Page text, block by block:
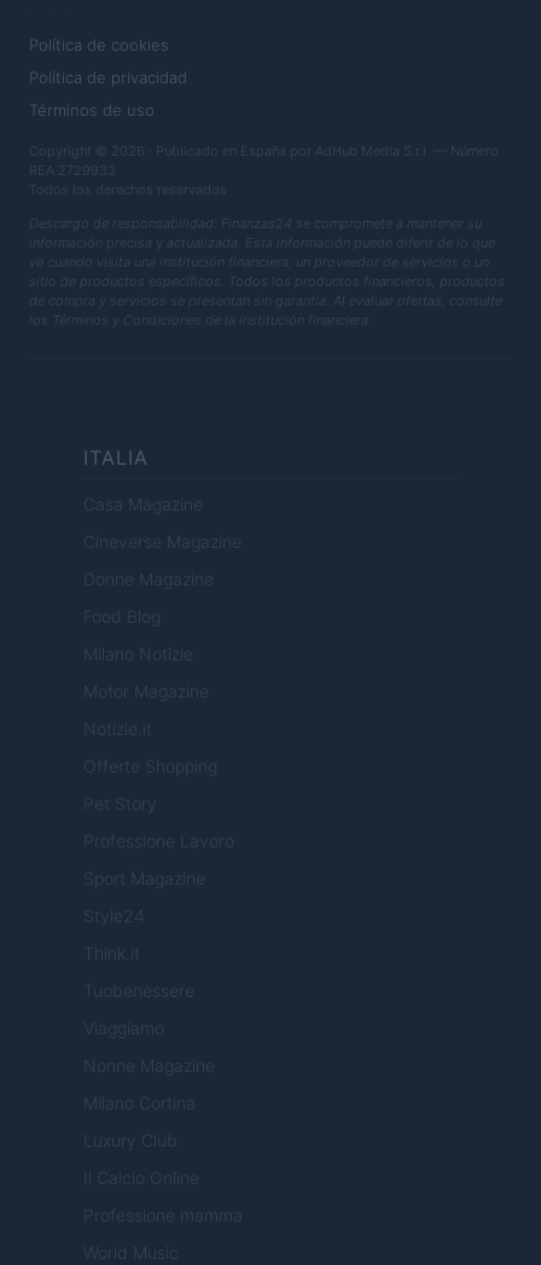
Política de cookies
Política de privacidad
Términos de uso
Copyright © 2026 · Publicado en España por AdHub Media S.r.l. — Número
REA 2729933
Todos los derechos reservados
Descargo de responsabilidad: Finanzas24 se compromete a mantener su
información precisa y actualizada. Esta información puede diferir de lo que
ve cuando visita una institución financiera, un proveedor de servicios o un
sitio de productos específicos. Todos los productos financieros, productos
de compra y servicios se presentan sin garantía. Al evaluar ofertas, consulte
los Términos y Condiciones de la institución financiera.
ITALIA
Casa Magazine
Cineverse Magazine
Donne Magazine
Food Blog
Milano Notizie
Motor Magazine
Notizie.it
Offerte Shopping
Pet Story
Professione Lavoro
Sport Magazine
Style24
Think.it
Tuobenessere
Viaggiamo
Nonne Magazine
Milano Cortina
Luxury Club
Il Calcio Online
Professione mamma
World Music